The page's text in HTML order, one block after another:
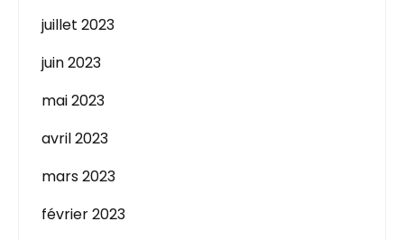
juillet 2023
juin 2023
mai 2023
avril 2023
mars 2023
février 2023